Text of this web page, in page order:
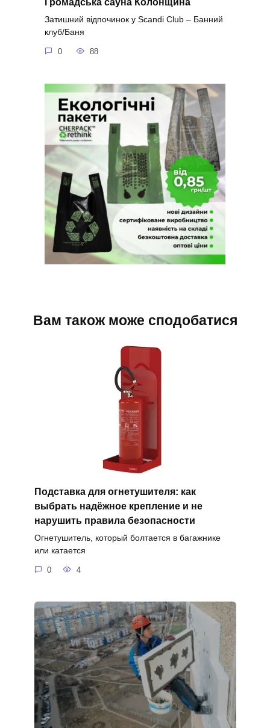
Громадська сауна Колонщина
Затишний відпочинок у Scandi Club – Банний
клуб/Баня
0 88
Вам також може сподобатися
Подставка для огнетушителя: как
выбрать надёжное крепление и не
нарушить правила безопасности
Огнетушитель, который болтается в багажнике
или катается
0 4